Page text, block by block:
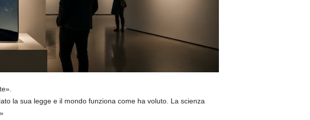
la sua legge e il mondo funziona come ha voluto. La scienza